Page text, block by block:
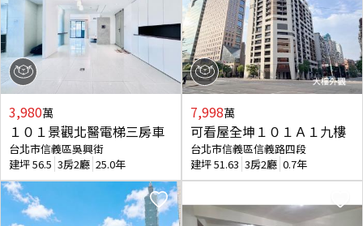
3,980萬
１０１景觀北醫電梯三房車
台北市信義區吳興街
建坪56.5 3房2廳 25.0年
7,998萬
可看屋全坤１０１Ａ１九樓
台北市信義區信義路四段
建坪51.63 3房2廳 0.7年